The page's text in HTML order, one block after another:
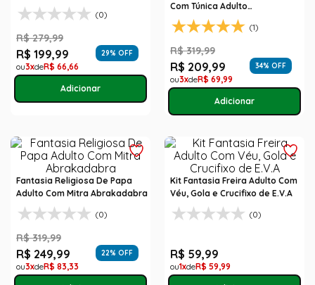
(0)
R$ 279,99
R$ 199,99 29% OFF
3 R$ 66,66
Com Túnica Adulto
Abrakadabra
(1)
R$ 319,99
R$ 209,99 34% OFF
3 R$ 69,99
Fantasia Religiosa De Papa
Adulto Com Mitra Abrakadabra
(0)
R$ 319,99
R$ 249,99 22% OFF
3 R$ 83,33
Kit Fantasia Freira Adulto Com
Véu, Gola e Crucifixo de E.V.A
(0)
R$ 59,99
1 R$ 59,99